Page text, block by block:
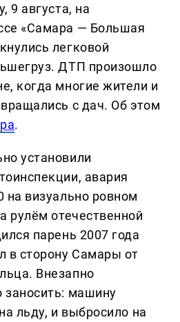
9 августа, на
«Самара — Большая
легковой
ДТП произошло
когда многие жители и
с дач. Об этом
.
установили
авария
на визуально ровном
рулём отечественной
парень 2007 года
в сторону Самары от
Внезапно
заносить: машину
льду, и выбросило на